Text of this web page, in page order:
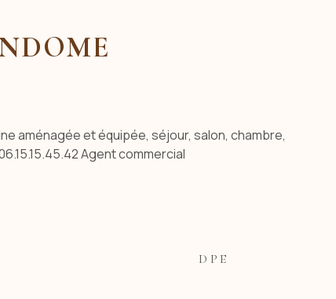
aménagée et équipée, séjour, salon, chambre,
Agent commercial
DPE